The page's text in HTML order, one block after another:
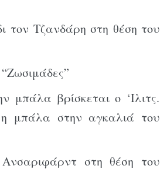
τον Τζανδάρη στη θέση του
μπάλα βρίσκεται ο ‘Ιλιτς.
μπάλα στην αγκαλιά του
στη θέση του